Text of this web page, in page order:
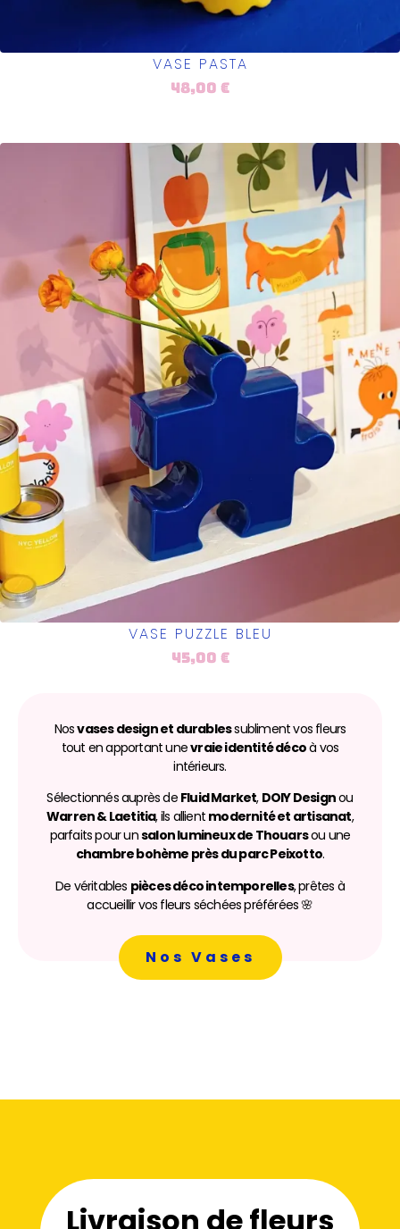
VASE PASTA
48,00 €
VASE PUZZLE BLEU
45,00 €
Nosvases design et durablessubliment vos fleurs
tout en apportant unevraie identité décoà vos
intérieurs.
Sélectionnés auprès de Fluid Market, DOIY Designou
Warren & Laetitia, ils allient modernité et artisanat,
parfaits pour unsalon lumineux de Thouarsou une
chambre bohème près du parc Peixotto.
De véritables pièces déco intemporelles, prêtes à
accueillir vos fleurs séchées préférées 🌸
Nos Vases
Livraison de fleurs